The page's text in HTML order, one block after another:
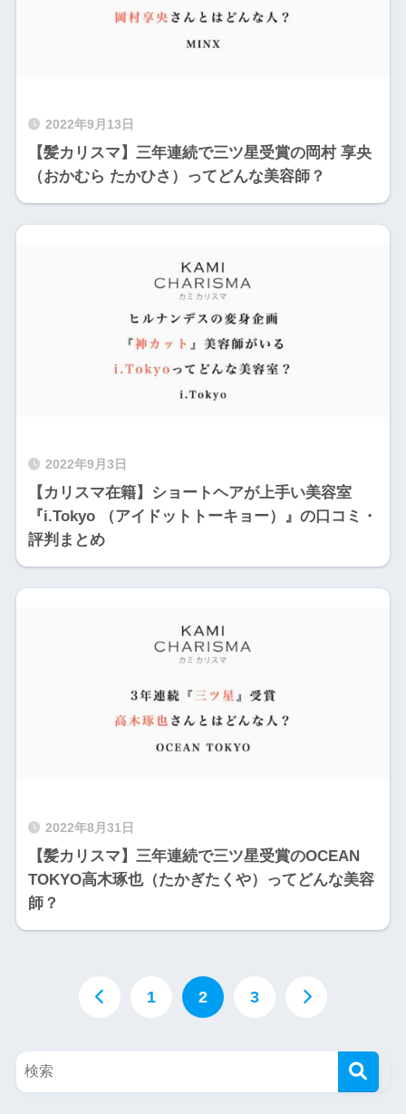
2022年9月13日
【髪カリスマ】三年連続で三ツ星受賞の岡村 享央
（おかむら たかひさ）ってどんな美容師？
2022年9月3日
【カリスマ在籍】ショートヘアが上手い美容室
『i.Tokyo （アイドットトーキョー）』の口コミ・
評判まとめ
2022年8月31日
【髪カリスマ】三年連続で三ツ星受賞のOCEAN
TOKYO高木琢也（たかぎたくや）ってどんな美容
師？
1 2 3